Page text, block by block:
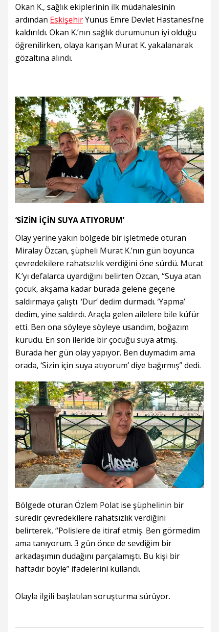
Okan K., sağlık ekiplerinin ilk müdahalesinin
ardından EskişehirYunus Emre Devlet Hastanesi’ne
kaldırıldı. Okan K.’nın sağlık durumunun iyi olduğu
öğrenilirken, olaya karışan Murat K. yakalanarak
gözaltına alındı.
‘SİZİN İÇİN SUYA ATIYORUM’
Olay yerine yakın bölgede bir işletmede oturan
Miralay Özcan, şüpheli Murat K.’nın gün boyunca
çevredekilere rahatsızlık verdiğini öne sürdü. Murat
K.’yı defalarca uyardığını belirten Özcan, “Suya atan
çocuk, akşama kadar burada gelene geçene
saldırmaya çalıştı. ‘Dur’ dedim durmadı. ‘Yapma’
dedim, yine saldırdı. Araçla gelen ailelere bile küfür
etti. Ben ona söyleye söyleye usandım, boğazım
kurudu. En son ileride bir çocuğu suya atmış.
Burada her gün olay yapıyor. Ben duymadım ama
orada, ‘Sizin için suya atıyorum’ diye bağırmış” dedi.
Bölgede oturan Özlem Polat ise şüphelinin bir
süredir çevredekilere rahatsızlık verdiğini
belirterek, “Polislere de itiraf etmiş. Ben görmedim
ama tanıyorum. 3 gün önce de sevdiğim bir
arkadaşımın dudağını parçalamıştı. Bu kişi bir
haftadır böyle” ifadelerini kullandı.
Olayla ilgili başlatılan soruşturma sürüyor.